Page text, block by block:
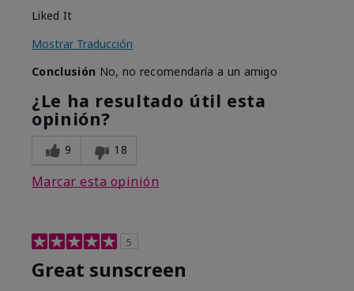
Liked It
Mostrar Traducción
Conclusión No, no recomendaría a un amigo
¿Le ha resultado útil esta
opinión?
9 18
Marcar esta opinión
5
Great sunscreen